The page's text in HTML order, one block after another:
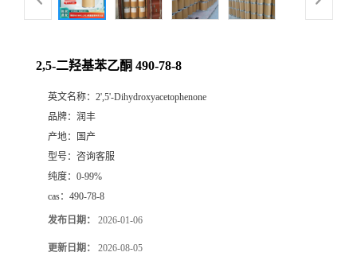
2,5-二羟基苯乙酮 490-78-8
英文名称： 2',5'-Dihydroxyacetophenone
品牌： 润丰
产地：
国产
型号： 咨询客服
纯度： 0-99%
cas： 490-78-8
发布日期： 2026-01-06
更新日期： 2026-08-05